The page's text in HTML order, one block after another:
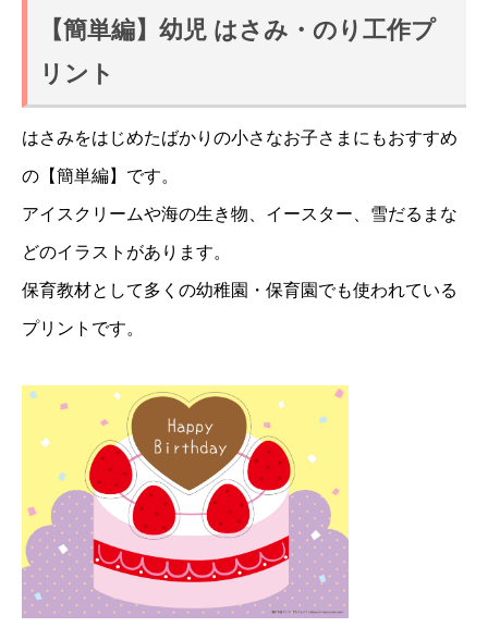
【簡単編】幼児 はさみ・のり工作プ
リント
はさみをはじめたばかりの小さなお子さまにもおすすめ
の【簡単編】です。
アイスクリームや海の生き物、イースター、雪だるまな
どのイラストがあります。
保育教材として多くの幼稚園・保育園でも使われている
プリントです。